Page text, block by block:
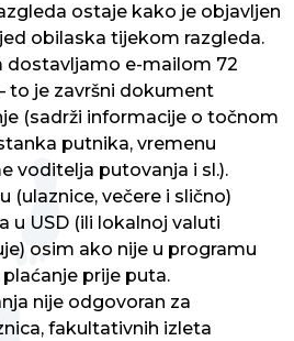
ostaje kako je objavljen
obilaska tijekom razgleda.
dostavljamo e-mailom 72
to je završni dokument
(sadrži informacije o točnom
putnika, vremenu
voditelja putovanja i sl.).
(ulaznice, večere i slično)
u USD (ili lokalnoj valuti
osim ako nije u programu
prije puta.
nije odgovoran za
fakultativnih izleta